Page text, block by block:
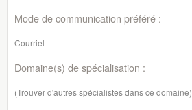
Mode de communication préféré :
Courriel
Domaine(s) de spécialisation :
(Trouver d'autres spécialistes dans ce domaine)